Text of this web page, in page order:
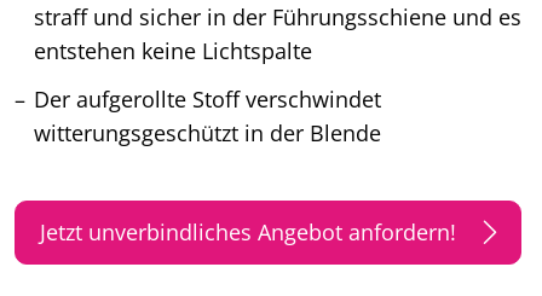
straff und sicher in der Führungsschiene und es
entstehen keine Lichtspalte
Der aufgerollte Stoff verschwindet
witterungsgeschützt in der Blende
Jetzt unverbindliches Angebot anfordern!